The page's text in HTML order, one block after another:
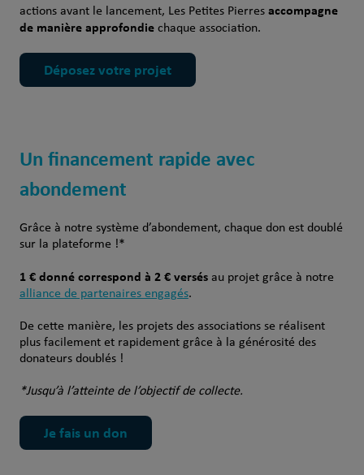
actions avant le lancement, Les Petites Pierres accompagne
de manière approfondiechaque association.
Déposez votre projet
Un financement rapide avec
abondement
Grâce à notre système d’abondement, chaque don est doublé
sur la plateforme !*
1 € donné correspond à 2 € versésau projet grâce à notre
alliance de partenaires engagés.
De cette manière, les projets des associations se réalisent
plus facilement et rapidement grâce à la générosité des
donateurs doublés !
*Jusqu’à l’atteinte de l’objectif de collecte.
Je fais un don